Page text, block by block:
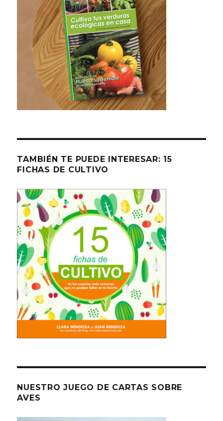
TAMBIÉN TE PUEDE INTERESAR: 15
FICHAS DE CULTIVO
NUESTRO JUEGO DE CARTAS SOBRE
AVES